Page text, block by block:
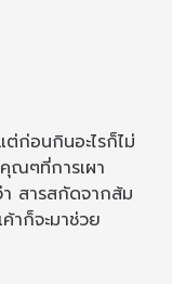
ก่อนกินอะไรก็ไม่
ๆที่การเผา
สารสกัดจากส้ม
าก็จะมาช่วย